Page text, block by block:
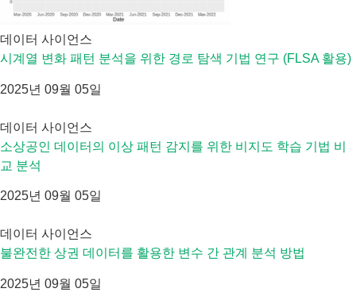
데이터 사이언스
시계열 변화 패턴 분석을 위한 경로 탐색 기법 연구 (FLSA 활용)
2025년 09월 05일
데이터 사이언스
소상공인 데이터의 이상 패턴 감지를 위한 비지도 학습 기법 비
교 분석
2025년 09월 05일
데이터 사이언스
불완전한 상권 데이터를 활용한 변수 간 관계 분석 방법
2025년 09월 05일